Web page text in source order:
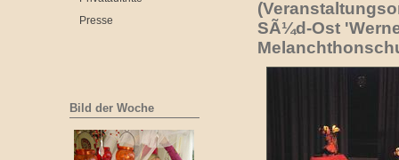
Presse
Bild der Woche
SÃ¼d-Ost